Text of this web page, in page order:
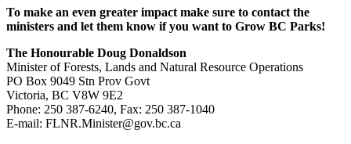
To make an even greater impact make sure to contact the
ministers and let them know if you want to Grow BC Parks!
The Honourable Doug Donaldson
Minister of Forests, Lands and Natural Resource Operations
PO Box 9049 Stn Prov Govt
Victoria, BC V8W 9E2
Phone: 250 387-6240, Fax: 250 387-1040
E-mail: FLNR.Minister@gov.bc.ca